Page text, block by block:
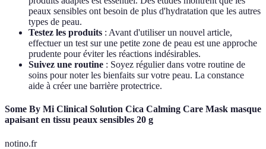
peaux sensibles ont besoin de plus d'hydratation que les autres
types de peau.
Testez les produits : Avant d'utiliser un nouvel article,
effectuer un test sur une petite zone de peau est une approche
prudente pour éviter les réactions indésirables.
Suivez une routine : Soyez régulier dans votre routine de
soins pour noter les bienfaits sur votre peau. La constance
aide à créer une barrière protectrice.
Some By Mi Clinical Solution Cica Calming Care Mask masque
apaisant en tissu peaux sensibles 20 g
notino.fr